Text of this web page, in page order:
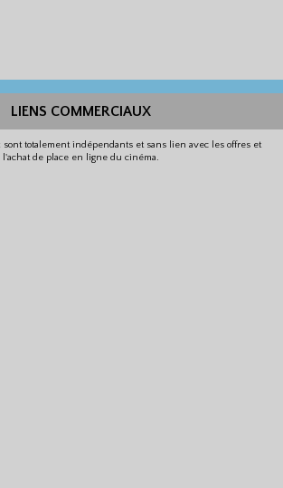
LIENS COMMERCIAUX
sont totalement indépendants et sans lien avec les offres et
l'achat de place en ligne du cinéma.